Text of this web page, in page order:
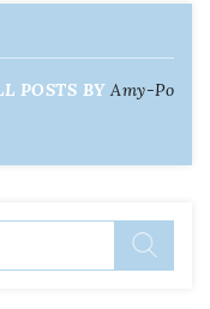
POSTS BY Amy-Po